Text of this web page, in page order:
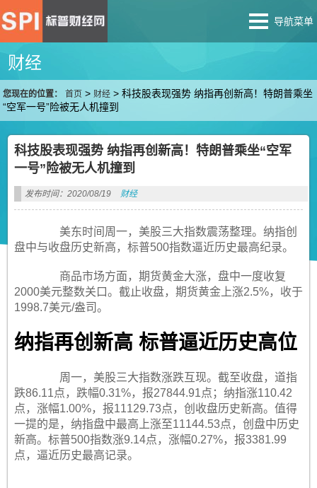
导航菜单
财经
您现在的位置： 首页 > 财经 >科技股表现强势 纳指再创新高！特朗普乘坐
“空军一号”险被无人机撞到
科技股表现强势 纳指再创新高！特朗普乘坐“空军
一号”险被无人机撞到
发布时间：2020/08/19 财经
美东时间周一，美股三大指数震荡整理。纳指创
盘中与收盘历史新高，标普500指数逼近历史最高纪录。
商品市场方面，期货黄金大涨，盘中一度收复
2000美元整数关口。截止收盘，期货黄金上涨2.5%，收于
1998.7美元/盎司。
纳指再创新高 标普逼近历史高位
周一，美股三大指数涨跌互现。截至收盘，道指
跌86.11点，跌幅0.31%，报27844.91点；纳指涨110.42
点，涨幅1.00%，报11129.73点，创收盘历史新高。值得
一提的是，纳指盘中最高上涨至11144.53点，创盘中历史
新高。标普500指数涨9.14点，涨幅0.27%，报3381.99
点，逼近历史最高记录。